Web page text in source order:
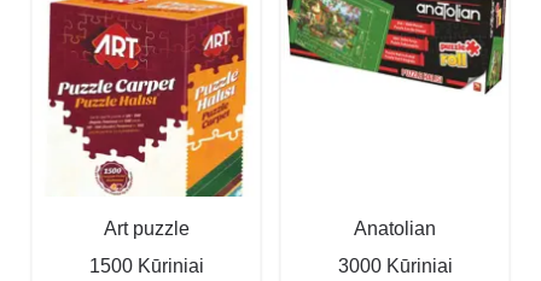
Art puzzle
1500 Kūriniai
Anatolian
3000 Kūriniai